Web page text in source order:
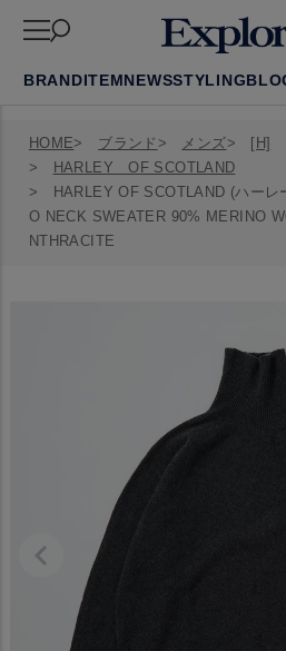
BRANDITEMNEWSSTYLING
HOME ブランド メンズ
[H]
HARLEY OF SCOTLAND
HARLEY OF SCOTLAND (ハー
O NECK SWEATER 90% MERINO
NTHRACITE